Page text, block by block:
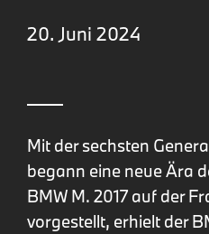
20. Juni 2024
Mit der sechsten
begann eine neue Ära
BMW M. 2017 auf der
vorgestellt, erhielt der